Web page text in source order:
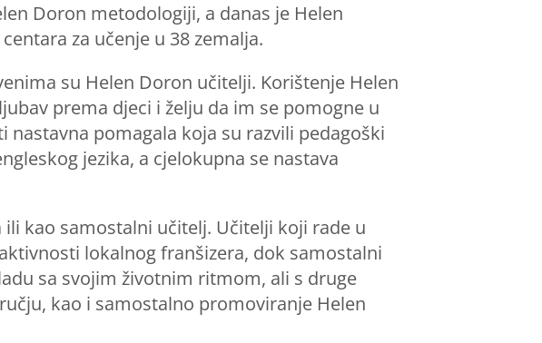
Doron metodologiji, a danas je Helen
za učenje u 38 zemalja.
su Helen Doron učitelji. Korištenje Helen
prema djeci i želju da im se pomogne u
pomagala koja su razvili pedagoški
jezika, a cjelokupna se nastava
kao samostalni učitelj. Učitelji koji rade u
lokalnog franšizera, dok samostalni
sa svojim životnim ritmom, ali s druge
kao i samostalno promoviranje Helen